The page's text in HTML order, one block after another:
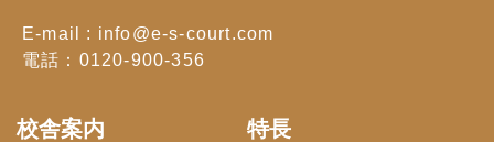
E-mail : info@e-s-court.com
電話：0120-900-356
校舎案内 特長